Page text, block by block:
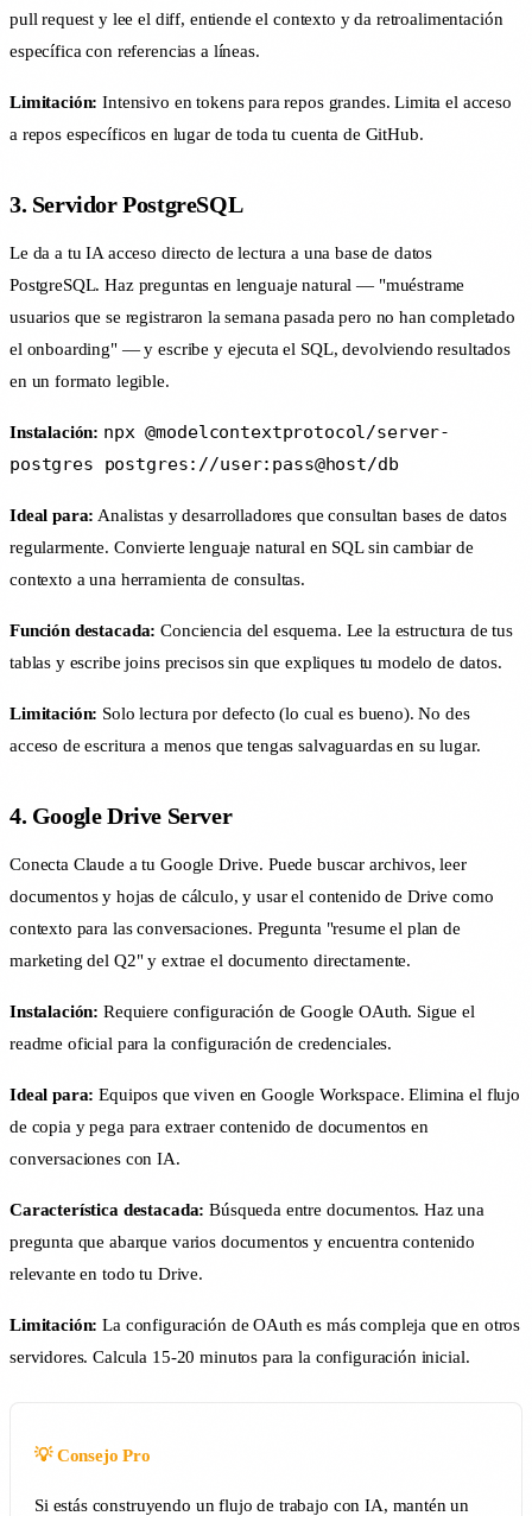
pull request y lee el diff, entiende el contexto y da retroalimentación
específica con referencias a líneas.
Limitación: Intensivo en tokens para repos grandes. Limita el acceso
a repos específicos en lugar de toda tu cuenta de GitHub.
3. Servidor PostgreSQL
Le da a tu IA acceso directo de lectura a una base de datos
PostgreSQL. Haz preguntas en lenguaje natural — "muéstrame
usuarios que se registraron la semana pasada pero no han completado
el onboarding" — y escribe y ejecuta el SQL, devolviendo resultados
en un formato legible.
Instalación: npx @modelcontextprotocol/server-
postgres postgres://user:pass@host/db
Ideal para: Analistas y desarrolladores que consultan bases de datos
regularmente. Convierte lenguaje natural en SQL sin cambiar de
contexto a una herramienta de consultas.
Función destacada: Conciencia del esquema. Lee la estructura de tus
tablas y escribe joins precisos sin que expliques tu modelo de datos.
Limitación: Solo lectura por defecto (lo cual es bueno). No des
acceso de escritura a menos que tengas salvaguardas en su lugar.
4. Google Drive Server
Conecta Claude a tu Google Drive. Puede buscar archivos, leer
documentos y hojas de cálculo, y usar el contenido de Drive como
contexto para las conversaciones. Pregunta "resume el plan de
marketing del Q2" y extrae el documento directamente.
Instalación: Requiere configuración de Google OAuth. Sigue el
readme oficial para la configuración de credenciales.
Ideal para: Equipos que viven en Google Workspace. Elimina el flujo
de copia y pega para extraer contenido de documentos en
conversaciones con IA.
Característica destacada: Búsqueda entre documentos. Haz una
pregunta que abarque varios documentos y encuentra contenido
relevante en todo tu Drive.
Limitación: La configuración de OAuth es más compleja que en otros
servidores. Calcula 15-20 minutos para la configuración inicial.
💡 Consejo Pro
Si estás construyendo un flujo de trabajo con IA, mantén un